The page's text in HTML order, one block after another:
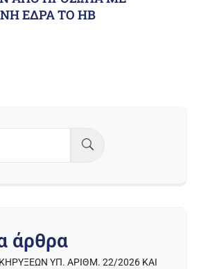
ΕΔΡΑ ΤΟ ΗΒ
άρθρα
ΥΠ. ΑΡΙΘΜ. 22/2026 ΚΑΙ